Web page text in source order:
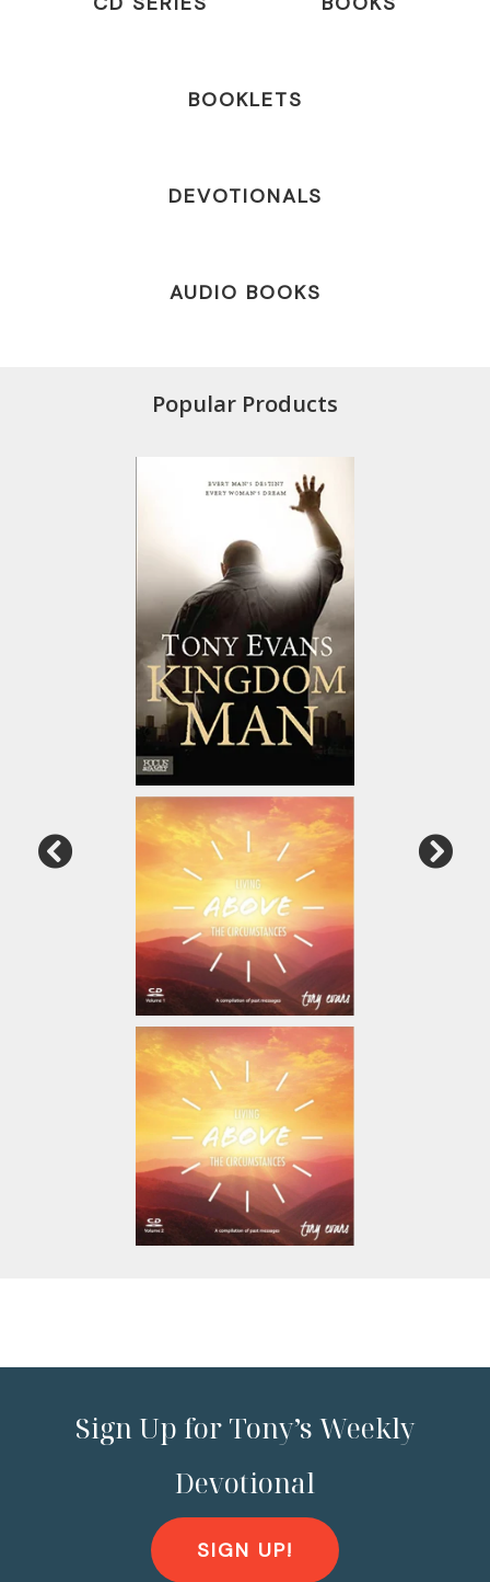
BOOKLETS
DEVOTIONALS
AUDIO BOOKS
Popular Products
Sign Up for Tony’s Weekly
Devotional
SIGN UP!